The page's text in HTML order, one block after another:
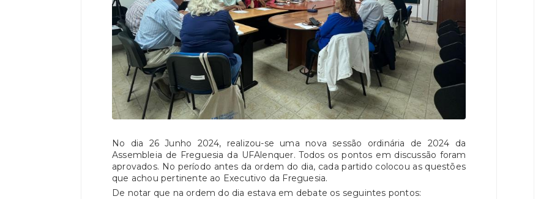
No dia 26 Junho 2024, realizou-se uma nova sessão ordinária de 2024 da
Assembleia de Freguesia da UFAlenquer. Todos os pontos em discussão foram
aprovados. No período antes da ordem do dia, cada partido colocou as questões
que achou pertinente ao Executivo da Freguesia.
De notar que na ordem do dia estava em debate os seguintes pontos: